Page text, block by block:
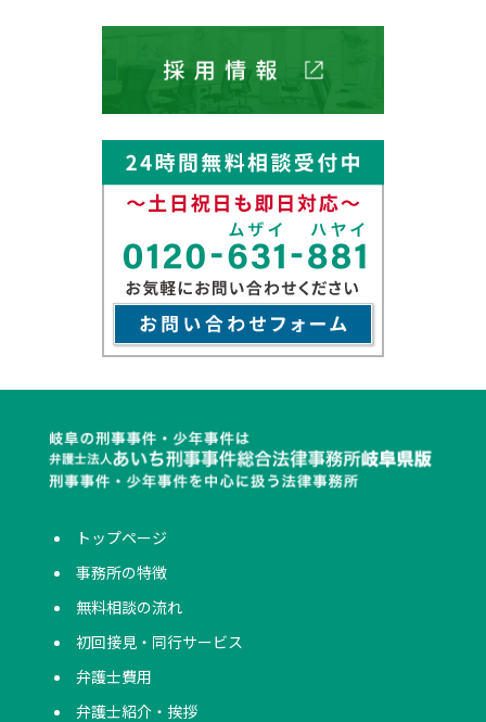
トップページ
事務所の特徴
無料相談の流れ
初回接見・同行サービス
弁護士費用
弁護士紹介・挨拶